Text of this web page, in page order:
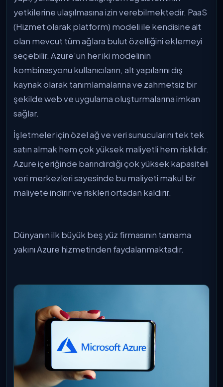
yetkilerine ulaşılmasına izin verebilmektedir. PaaS
(Hizmet olarak platform) modeli ile kendisine ait
olan mevcut tüm ağlara bulut özelliğini eklemeyi
seçebilir. Azure’un her iki modelinin
kombinasyonu kullanıcıların, alt yapılarını dış
kaynak olarak tanımlamalarına ve zahmetsiz bir
şekilde web ve uygulama oluşturmalarına imkan
sağlar.
İşletmeler için özel ağ ve veri sunucularını tek tek
satın almak hem çok yüksek maliyetli hem risklidir.
Azure içeriğinde barındırdığı çok yüksek kapasiteli
veri merkezleri sayesinde bu maliyeti makul bir
maliyete indirir ve riskleri ortadan kaldırır.
Dünyanın ilk büyük beş yüz firmasının tamama
yakını Azure hizmetinden faydalanmaktadır.